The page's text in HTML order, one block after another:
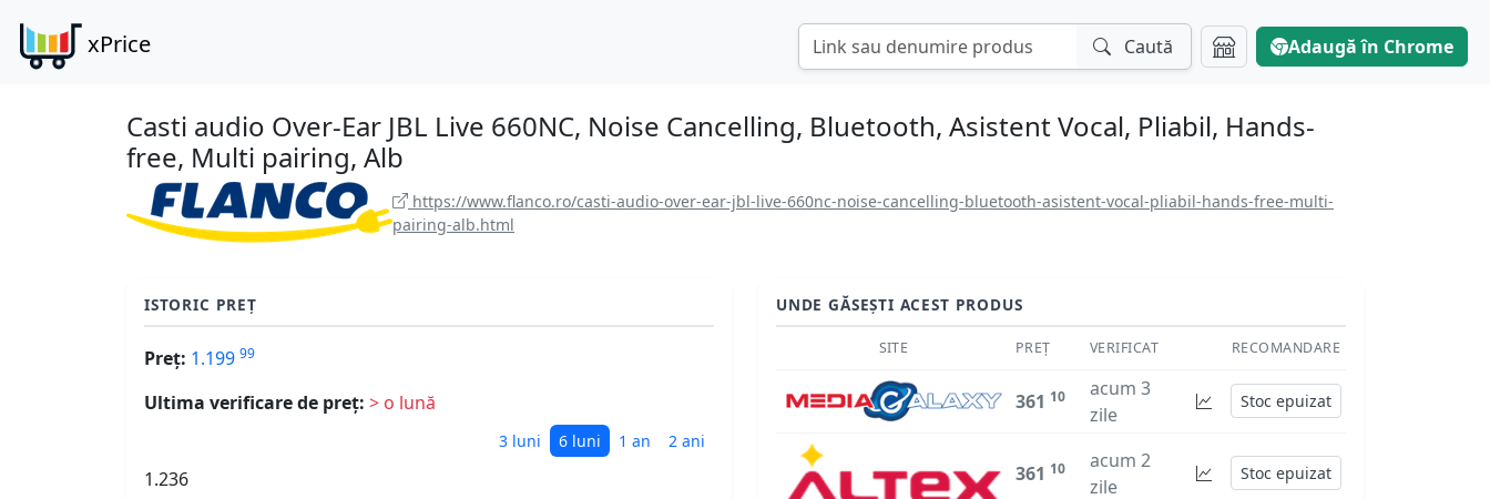
xPrice Caută Adaugă în Chrome
Casti audio Over-Ear JBL Live 660NC, Noise Cancelling, Bluetooth, Asistent Vocal, Pliabil, Hands-
free, Multi pairing, Alb
https://www.flanco.ro/casti-audio-over-ear-jbl-live-660nc-noise-cancelling-bluetooth-asistent-vocal-pliabil-hands-free-multi-
pairing-alb.html
ISTORIC PREȚ
Preț: 1.199 99
Ultima verificare de preț: > o lună
3 luni 6 luni 1 an 2 ani
1.236
UNDE GĂSEȘTI ACEST PRODUS
SITE PREȚ VERIFICAT RECOMANDARE
361 10
acum 3
zile
Stoc epuizat
361 10
acum 2
zile
Stoc epuizat